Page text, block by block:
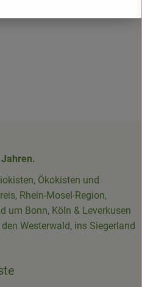
Ökokisten und
Rhein-Mosel-Region,
um Bonn, Köln & Leverkusen
Westerwald, ins Siegerland